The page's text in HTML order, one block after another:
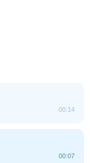
00:14
00:07